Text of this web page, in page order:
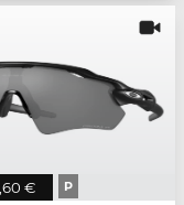
€ P